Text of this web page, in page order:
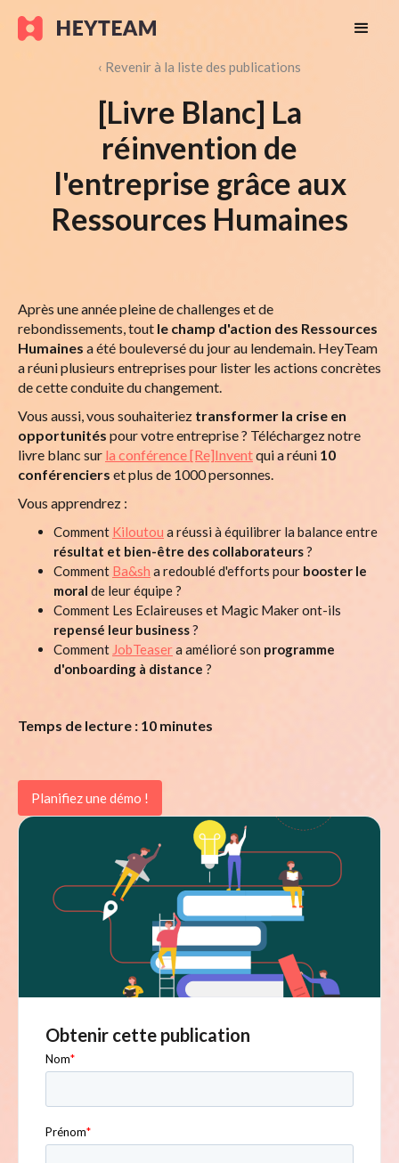
‹ Revenir à la liste des publications
[Livre Blanc] La
réinvention de
l'entreprise grâce aux
Ressources Humaines
‍Après une année pleine de challenges et de
rebondissements, tout le champ d'action des Ressources
Humaines a été bouleversé du jour au lendemain. HeyTeam
a réuni plusieurs entreprises pour lister les actions concrètes
de cette conduite du changement.
Vous aussi, vous souhaiteriez transformer la crise en
opportunités pour votre entreprise ? Téléchargez notre
livre blanc sur la conférence [Re]Inventqui a réuni 10
conférenciers et plus de 1000 personnes.
Vous apprendrez :
Comment Kiloutou a réussi à équilibrer la balance entre
résultat et bien-être des collaborateurs?
Comment Ba&sh a redoublé d'efforts pour booster le
moral de leur équipe ?
Comment Les Eclaireuses et Magic Maker ont-ils
repensé leur business?
Comment JobTeasera amélioré son programme
d'onboarding à distance ?
Temps de lecture : 10 minutes
Planifiez une démo !
Obtenir cette publication